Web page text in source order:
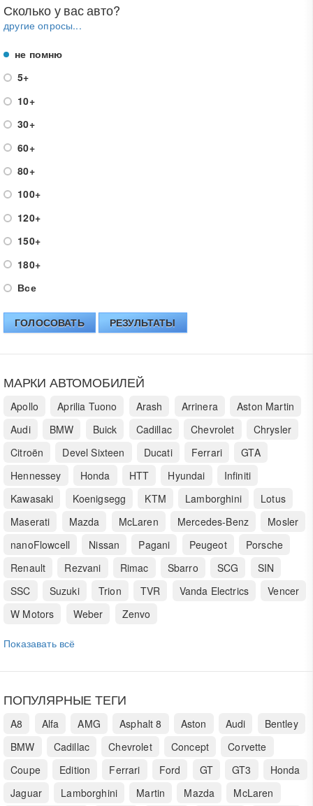
Сколько у вас авто?
другие опросы...
не помню
5+
10+
30+
60+
80+
100+
120+
150+
180+
Все
ГОЛОСОВАТЬ РЕЗУЛЬТАТЫ
МАРКИ АВТОМОБИЛЕЙ
Apollo Aprilia Tuono Arash Arrinera
Aston Martin
Audi
BMW Buick Cadillac Chevrolet
Chrysler
Citroën
Devel Sixteen Ducati Ferrari
GTA
Hennessey
Honda HTT Hyundai
Infiniti
Kawasaki
Koenigsegg KTM Lamborghini
Lotus
Maserati
Mazda McLaren Mercedes-Benz
Mosler
nanoFlowcell
Nissan Pagani Peugeot
Porsche
Renault
Rezvani Rimac Sbarro SCG
SIN
SSC
Suzuki Trion TVR Vanda Electrics
Vencer
W Motors
Weber Zenvo
Показавать всё
ПОПУЛЯРНЫЕ ТЕГИ
A8 Alfa AMG Asphalt 8 Aston Audi
Bentley
BMW
Cadillac Chevrolet Concept
Corvette
Coupe
Edition Ferrari Ford GT GT3
Honda
Jaguar
Lamborghini Martin Mazda
McLaren